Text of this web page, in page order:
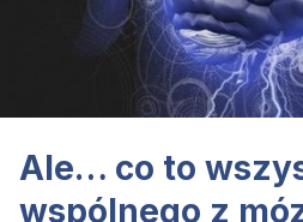
Ale… co to
wspólnego z